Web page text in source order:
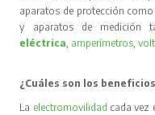
aparatos de protección
y aparatos de medición
eléctrica, amperímetros,
¿Cuáles son los
La electromovilidad cada vez